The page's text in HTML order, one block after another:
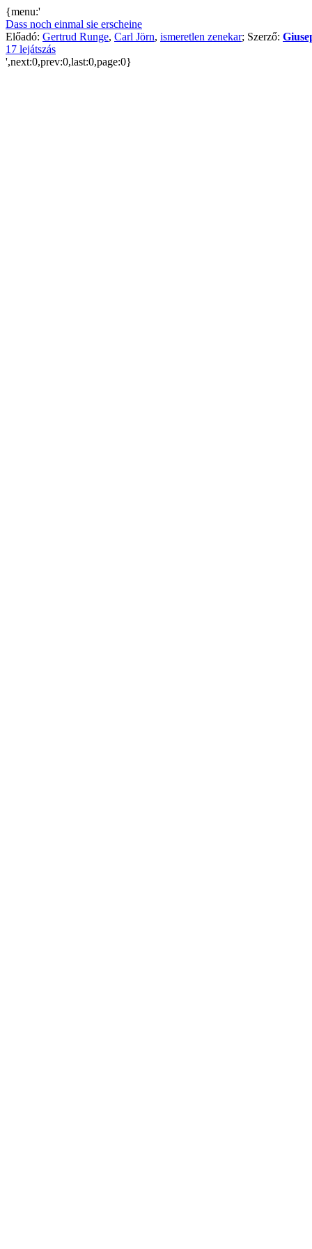
{menu:'
Dass noch einmal sie erscheine
Előadó: Gertrud Runge, Carl Jörn, ismeretlen zenekar; Szerző:
17 lejátszás
',next:0,prev:0,last:0,page:0}